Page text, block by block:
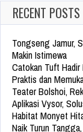
RECENT POSTS
Tongseng Jamur,
Makin Istimewa
Catokan Tuft Hadir
Praktis dan
Teater Bolshoi,
Aplikasi Vysor,
Habitat Monyet
Naik Turun